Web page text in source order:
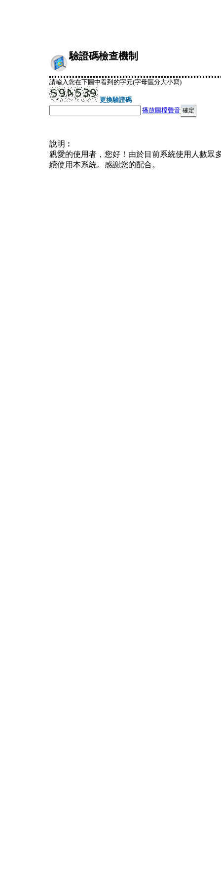
驗證碼檢查機制
請輸入您在下圖中看到的字元(字母區分大小寫)
更換驗證碼
播放圖檔聲音
說明︰
親愛的使用者，您好！由於目前系統使用人數眾
續使用本系統。感謝您的配合。